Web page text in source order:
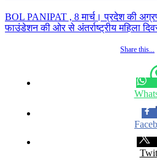
BOL PANIPAT , 8 मार्च। प्रदेश की
फाउंडेशन की ओर से अंतर्राष्ट्रीय महिला
Share this...